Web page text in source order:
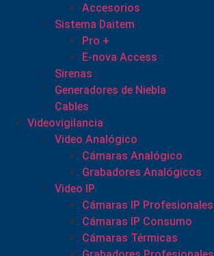
Accesorios
Sistema Daitem
Pro +
E-nova Access
Sirenas
Generadores de Niebla
Cables
Videovigilancia
Video Analógico
Cámaras Analógico
Grabadores Analógicos
Video IP
Cámaras IP Profesionales
Cámaras IP Consumo
Cámaras Térmicas